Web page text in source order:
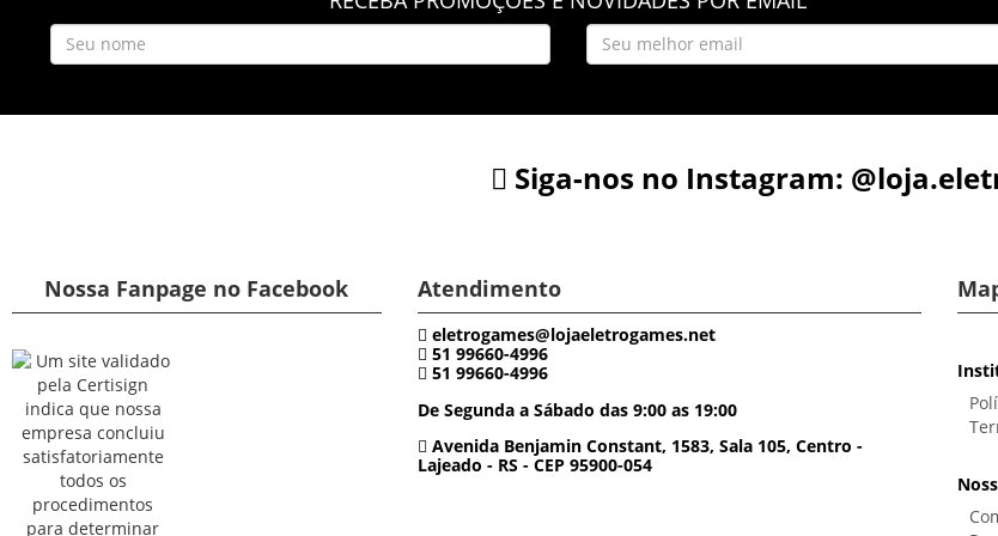
Siga-nos no Instagram:
Nossa Fanpage no Facebook Atendimento
eletrogames@lojaeletrogames.net
51 99660-4996
51 99660-4996
De Segunda a Sábado das 9:00 as 19:00
Avenida Benjamin Constant, 1583, Sala 105, Centro -
Lajeado - RS - CEP 95900-054